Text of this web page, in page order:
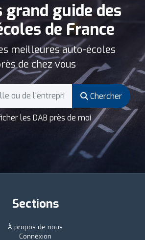
grand guide des
de France
meilleures auto-écoles
de chez vous
Chercher
les DAB près de moi
Sections
À propos de nous
Connexion